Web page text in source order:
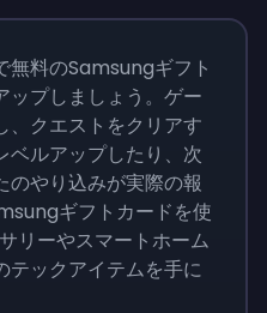
無料のSamsungギフト
ップしましょう。ゲー
、クエストをクリアす
ベルアップしたり、次
のやり込みが実際の報
ギフトカードを使
リーやスマートホーム
テックアイテムを手に